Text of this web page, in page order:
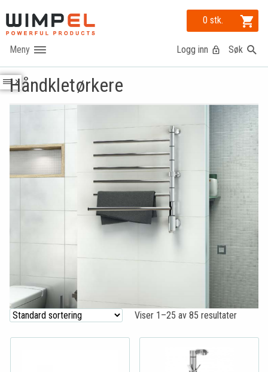
Søk
0 stk.
Logg inn
Håndkletørkere
Viser 1–25 av 85 resultater